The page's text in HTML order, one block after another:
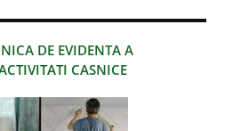
DE EVIDENTA A
CASNICE